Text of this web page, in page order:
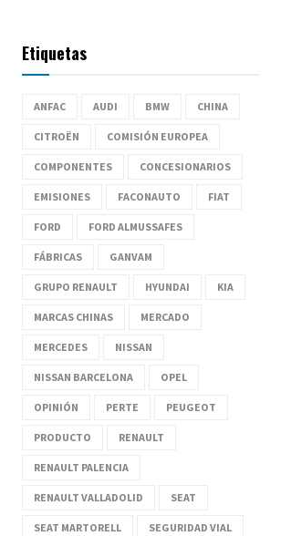
Etiquetas
ANFAC AUDI BMW CHINA
CITROËN COMISIÓN EUROPEA
COMPONENTES CONCESIONARIOS
EMISIONES FACONAUTO FIAT
FORD FORD ALMUSSAFES
FÁBRICAS GANVAM
GRUPO RENAULT HYUNDAI KIA
MARCAS CHINAS MERCADO
MERCEDES NISSAN
NISSAN BARCELONA OPEL
OPINIÓN PERTE PEUGEOT
PRODUCTO RENAULT
RENAULT PALENCIA
RENAULT VALLADOLID SEAT
SEAT MARTORELL SEGURIDAD VIAL